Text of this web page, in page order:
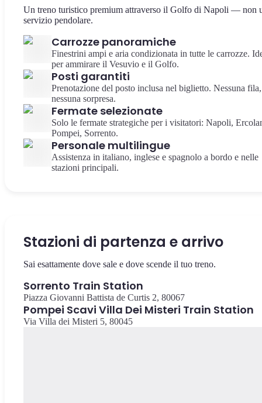
Un treno turistico premium attraverso il Golfo di Napoli — non
servizio pendolare.
Carrozze panoramiche
Finestrini ampi e aria condizionata in tutte le carrozze.
per ammirare il Vesuvio e il Golfo.
Posti garantiti
Prenotazione del posto inclusa nel biglietto. Nessuna fila,
nessuna sorpresa.
Fermate selezionate
Solo le fermate strategiche per i visitatori: Napoli,
Pompei, Sorrento.
Personale multilingue
Assistenza in italiano, inglese e spagnolo a bordo e nelle
stazioni principali.
Stazioni di partenza e arrivo
Sai esattamente dove sale e dove scende il tuo treno.
Sorrento Train Station
Piazza Giovanni Battista de Curtis 2, 80067
Pompei Scavi Villa Dei Misteri Train Station
Via Villa dei Misteri 5, 80045